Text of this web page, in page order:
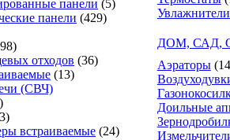
панели (5)
панели (429)
отходов (36)
(13)
(СВЧ)
встраиваемые (24)
ДОМ, САД,
Аэраторы
Доильные